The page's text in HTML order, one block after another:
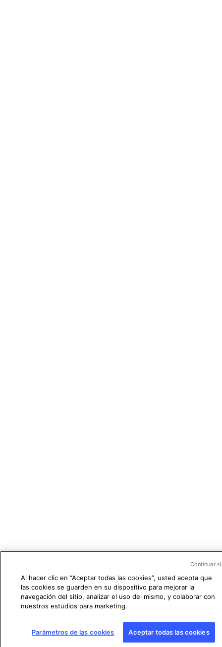
Al hacer clic en “Aceptar todas las cookies”, usted acepta que
las cookies se guarden en su dispositivo para mejorar la
navegación del sitio, analizar el uso del mismo, y colaborar con
nuestros estudios para marketing.
Parámetros de las cookies Aceptar todas las cookies
Continuar